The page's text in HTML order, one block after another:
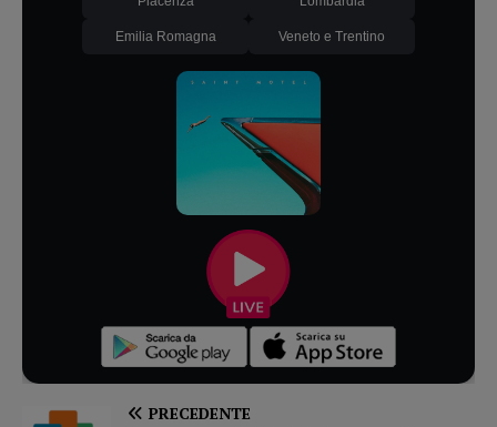
Emilia Romagna Veneto e Trentino
PRECEDENTE